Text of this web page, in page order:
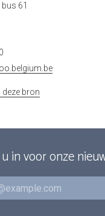
61
deze bron
in voor onze